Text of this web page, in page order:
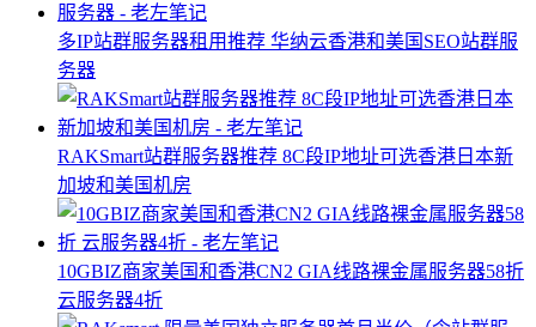
多IP站群服务器租用推荐 华纳云香港和美国SEO站群服
务器
RAKSmart站群服务器推荐 8C段IP地址可选香港日本新
加坡和美国机房
10GBIZ商家美国和香港CN2 GIA线路裸金属服务器58折
云服务器4折